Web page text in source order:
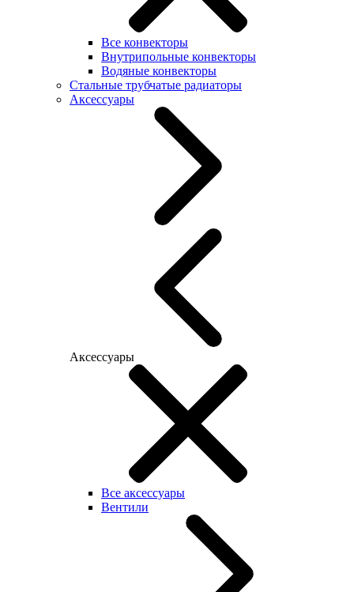
Все конвекторы
Внутрипольные конвекторы
Водяные конвекторы
Стальные трубчатые радиаторы
Аксессуары
Аксессуары
Все аксессуары
Вентили